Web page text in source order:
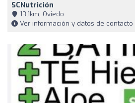
SCNutrición
13,1km, Oviedo
Ver información y datos de contacto